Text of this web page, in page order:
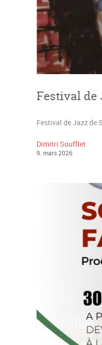
Festival de
Festival de Jazz de
Dimitri Soufflet
9 mars 2026